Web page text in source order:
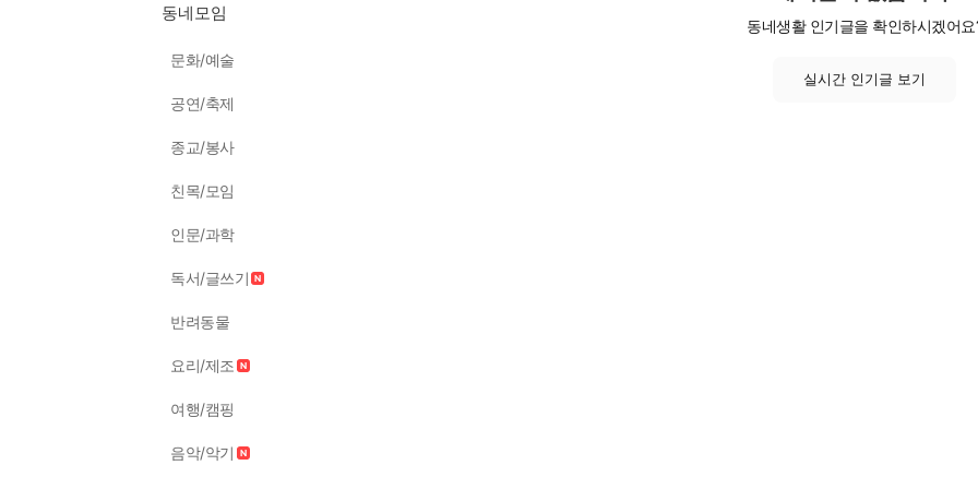
동네모임
문화/예술
공연/축제
종교/봉사
친목/모임
인문/과학
독서/글쓰기
반려동물
요리/제조
여행/캠핑
음악/악기
동네생활 인기글을 확인하시겠어요
실시간 인기글 보기